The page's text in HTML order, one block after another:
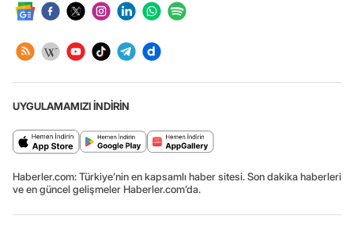
UYGULAMAMIZI İNDİRİN
Haberler.com: Türkiye’nin en kapsamlı haber sitesi. Son dakika haberleri
ve en güncel gelişmeler Haberler.com’da.